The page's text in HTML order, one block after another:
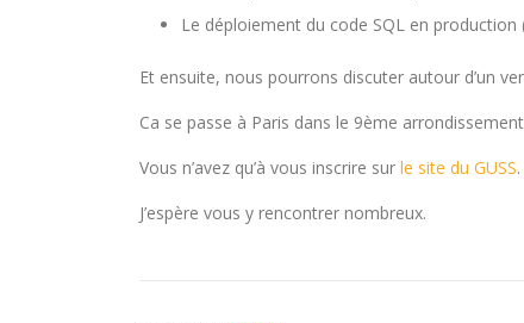
Le déploiement du code SQL en
Et ensuite, nous pourrons discuter autour d’un
Ca se passe à Paris dans le 9ème
Vous n’avez qu’à vous inscrire sur le site du GUSS.
J’espère vous y rencontrer nombreux.